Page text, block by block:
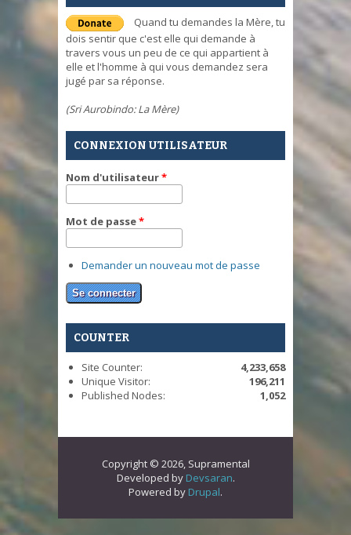
Quand tu demandes la Mère, tu
dois sentir que c'est elle qui demande à
travers vous un peu de ce qui appartient à
elle et l'homme à qui vous demandez sera
jugé par sa réponse.
(Sri Aurobindo: La Mère)
CONNEXION UTILISATEUR
Nom d'utilisateur*
Mot de passe*
Demander un nouveau mot de passe
COUNTER
Site Counter:
4,233,658
Unique Visitor:
196,211
Published Nodes:
1,052
Copyright © 2026, Supramental
Developed by Devsaran.
Powered by Drupal.